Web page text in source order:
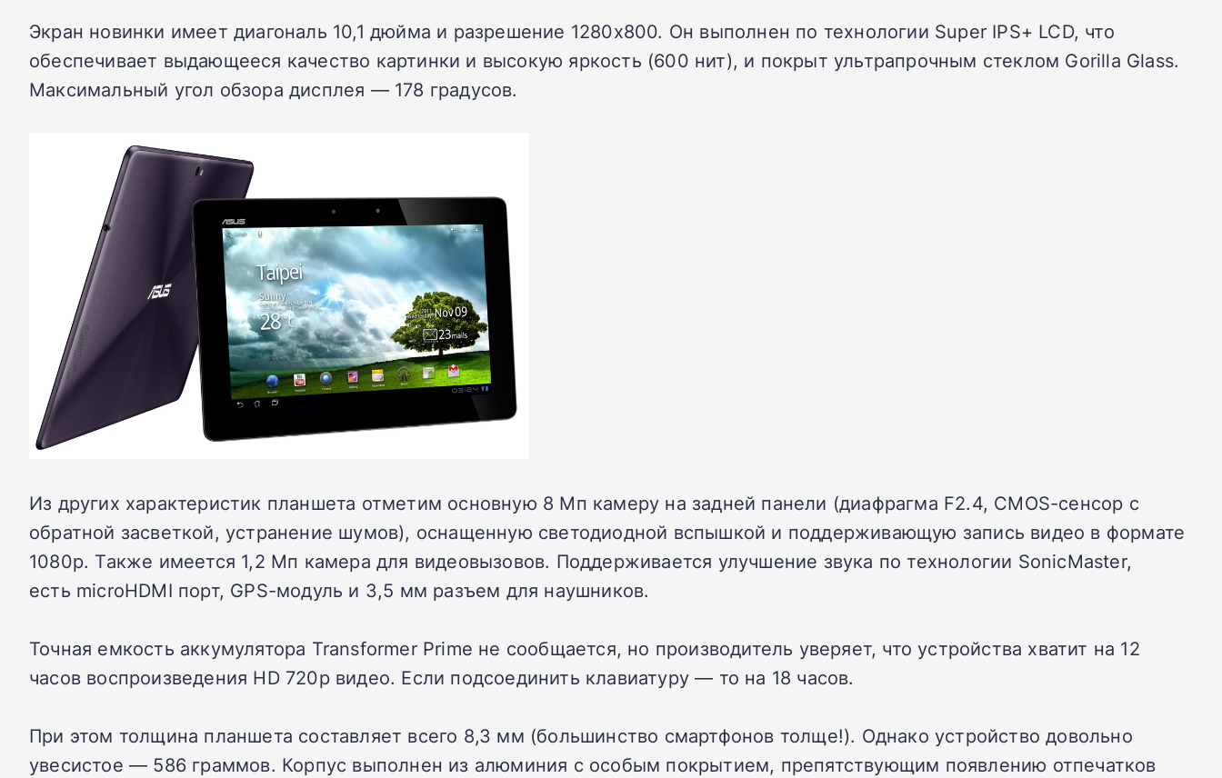
Экран новинки имеет диагональ 10,1 дюйма и разрешение 1280х800. Он выполнен по технологии Super IPS+ LCD, что
обеспечивает выдающееся качество картинки и высокую яркость (600 нит), и покрыт ультрапрочным стеклом Gorilla Glass.
Максимальный угол обзора дисплея — 178 градусов.
Из других характеристик планшета отметим основную 8 Мп камеру на задней панели (диафрагма F2.4, CMOS-сенсор с
обратной засветкой, устранение шумов), оснащенную светодиодной вспышкой и поддерживающую запись видео в формате
1080p. Также имеется 1,2 Мп камера для видеовызовов. Поддерживается улучшение звука по технологии SonicMaster,
есть microHDMI порт, GPS-модуль и 3,5 мм разъем для наушников.
Точная емкость аккумулятора Transformer Prime не сообщается, но производитель уверяет, что устройства хватит на 12
часов воспроизведения HD 720p видео. Если подсоединить клавиатуру — то на 18 часов.
При этом толщина планшета составляет всего 8,3 мм (большинство смартфонов толще!). Однако устройство довольно
увесистое — 586 граммов. Корпус выполнен из алюминия с особым покрытием, препятствующим появлению отпечатков